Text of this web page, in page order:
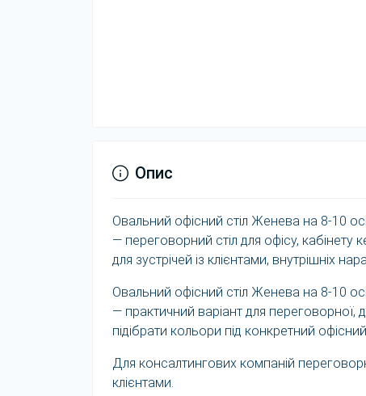
Опис
Овальний офісний стіл Женева на 8-10
— переговорний стіл для офісу,
для зустрічей із клієнтами, внутрішніх
Овальний офісний стіл Женева на 8-10
— практичний варіант для переговорної,
підібрати кольори під конкретний офісний
Для консалтингових компаній
клієнтами.